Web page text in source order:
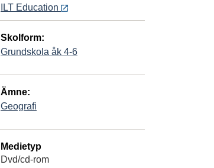
ILT Education
Skolform:
Grundskola åk 4-6
Ämne:
Geografi
Medietyp
Dvd/cd-rom